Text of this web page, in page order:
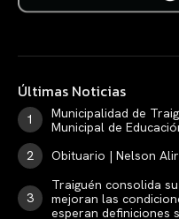
Últimas Noticias
Municipalidad de
Municipal de
Obituario | Nelson
Traiguén consolida
mejoran las
esperan definiciones